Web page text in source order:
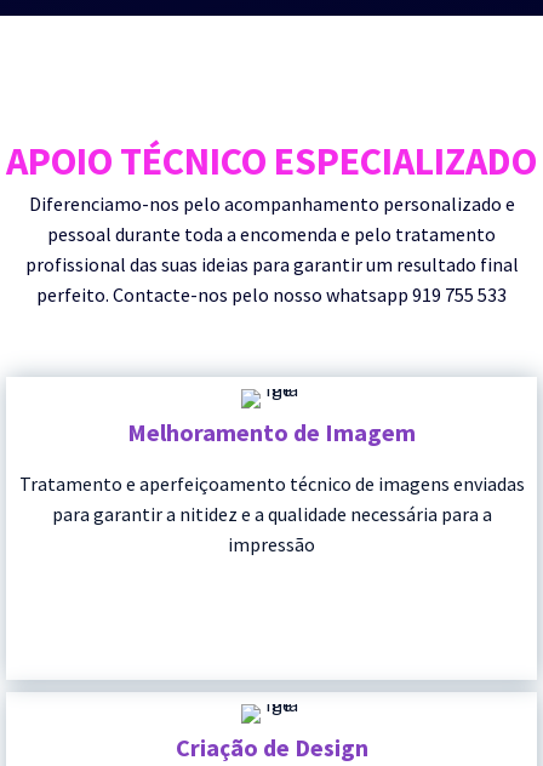
APOIO TÉCNICO ESPECIALIZADO
Diferenciamo-nos pelo acompanhamento personalizado e
pessoal durante toda a encomenda e pelo tratamento
profissional das suas ideias para garantir um resultado final
perfeito. Contacte-nos pelo nosso whatsapp 919 755 533
Melhoramento de Imagem
Tratamento e aperfeiçoamento técnico de imagens enviadas
para garantir a nitidez e a qualidade necessária para a
impressão
Criação de Design